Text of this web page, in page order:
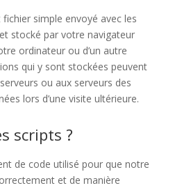
simple envoyé avec les
stocké par votre navigateur
ordinateur ou d’un autre
qui y sont stockées peuvent
ou aux serveurs des
lors d’une visite ultérieure.
scripts ?
de code utilisé pour que notre
et de manière